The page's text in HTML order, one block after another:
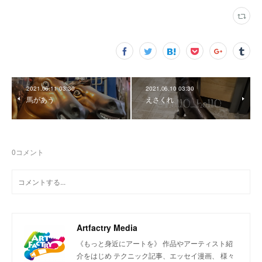
2021.06.11 03:30
馬があう
2021.06.10 03:30
えさくれ
0コメント
Artfactry Media
《もっと身近にアートを》 作品やアーティスト紹
介をはじめ テクニック記事、エッセイ漫画、 様々